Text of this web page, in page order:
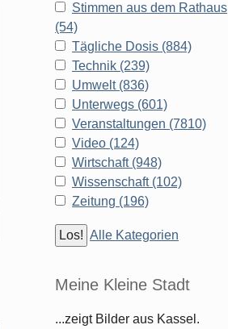
Stimmen aus dem Rathaus
(54)
Tägliche Dosis (884)
Technik (239)
Umwelt (836)
Unterwegs (601)
Veranstaltungen (7810)
Video (124)
Wirtschaft (948)
Wissenschaft (102)
Zeitung (196)
Alle Kategorien
Meine Kleine Stadt
...zeigt Bilder aus Kassel.